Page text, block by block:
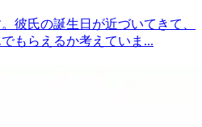
彼氏の誕生日が近づいてきて、
もらえるか考えていま...